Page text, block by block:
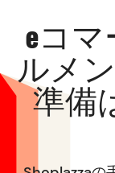
eコ
ルメ
準備